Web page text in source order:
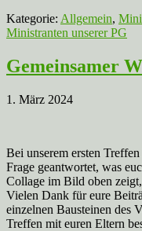
Kategorie: Allgemein,
Ministranten unserer PG
Gemeinsamer
1. März 2024
Bei unserem ersten
Frage geantwortet, was
Collage im Bild oben
Vielen Dank für eure
einzelnen Bausteinen des
Treffen mit euren Eltern